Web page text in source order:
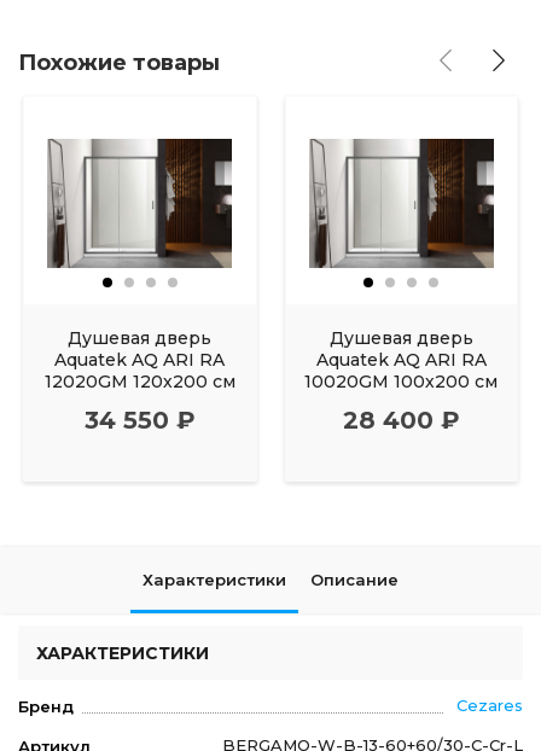
Похожие товары
Душевая дверь
Aquatek AQ ARI RA
12020GM 120х200 см
34 550 ₽
Душевая дверь
Aquatek AQ ARI RA
10020GM 100х200 см
28 400 ₽
Характеристики Описание
ХАРАКТЕРИСТИКИ
Бренд Cezares
Артикул BERGAMO-W-B-13-60+60/30-C-Cr-L